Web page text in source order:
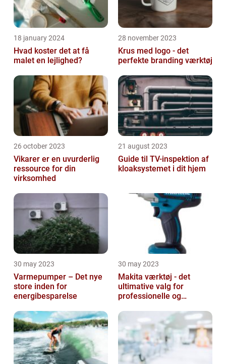
18 january 2024
Hvad koster det at få
malet en lejlighed?
28 november 2023
Krus med logo - det
perfekte branding værktøj
26 october 2023
Vikarer er en uvurderlig
ressource for din
virksomhed
21 august 2023
Guide til TV-inspektion af
kloaksystemet i dit hjem
30 may 2023
Varmepumper – Det nye
store inden for
energibesparelse
30 may 2023
Makita værktøj - det
ultimative valg for
professionelle og
selv'ere